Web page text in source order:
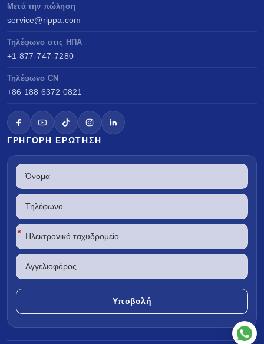
Μετά την πώληση
service@rippa.com
Τηλέφωνο στις ΗΠΑ
+1 877-747-7280
Τηλέφωνο CN
+86 188 6372 0821
ΓΡΉΓΟΡΗ ΕΡΏΤΗΣΗ
*